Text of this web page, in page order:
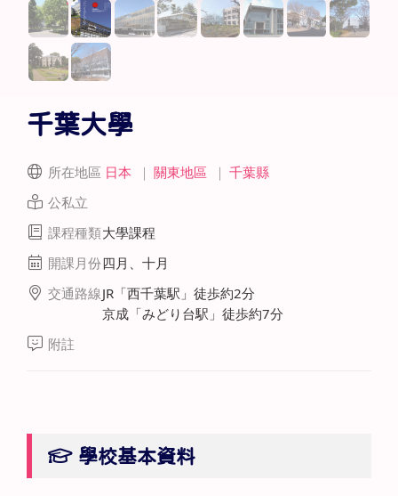
千葉大學
所在地區 日本 ｜ 關東地區 ｜ 千葉縣
公私立
課程種類大學課程
開課月份四月、十月
交通路線JR「西千葉駅」徒歩約2分
京成「みどり台駅」徒歩約7分
附註
學校基本資料